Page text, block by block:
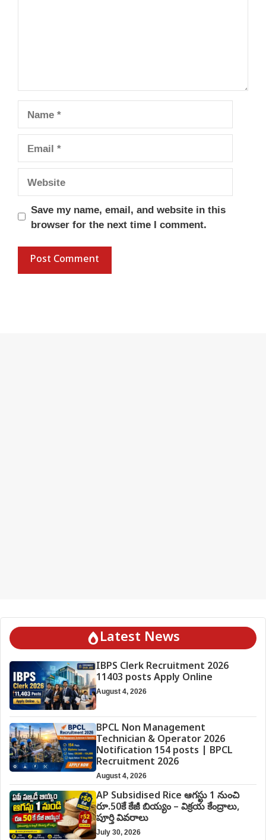
Name
Email
Website
Save my name, email, and website in this
browser for the next time I comment.
Latest News
IBPS Clerk Recruitment 2026
11403 posts Apply Online
August 4, 2026
BPCL Non Management
Technician & Operator 2026
Notification 154 posts | BPCL
Recruitment 2026
August 4, 2026
AP Subsidised Rice ఆగస్టు 1 నుంచి
రూ.50కే కేజీ బియ్యం – విక్రయ కేంద్రాలు,
పూర్తి వివరాలు
July 30, 2026